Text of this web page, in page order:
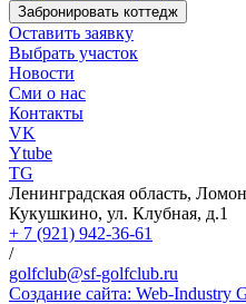
Забронировать коттедж
Оставить заявку
Выбрать участок
Новости
Сми о нас
Контакты
VK
Ytube
TG
Ленинградская область,
Кукушкино, ул. Клубная, д.1
+ 7 (921) 942-36-61
/
golfclub@sf-golfclub.ru
Создание сайта: Web-Industry